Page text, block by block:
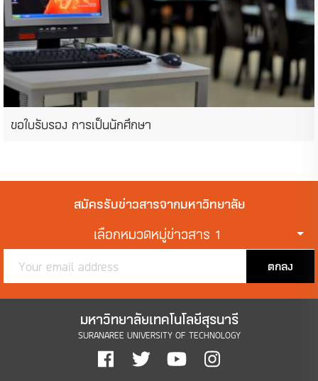
ขอใบรับรอง การเป็นนักศึกษา
สมัครรับข่าวสารจากมหาวิทยาลัย
เลือกหมวดหมู่ข่าวสาร 1
ตกลง
มหาวิทยาลัยเทคโนโลยีสุรนารี
SURANAREE UNIVERSITY OF TECHNOLOGY